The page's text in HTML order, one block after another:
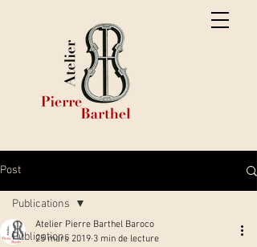
Post
Publications
Publications
Atelier Pierre Barthel Baroco
25 mars 2019 3 min de lecture